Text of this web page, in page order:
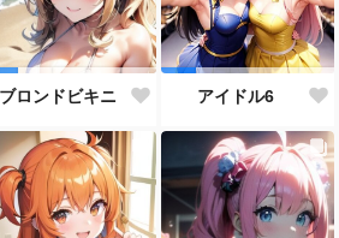
ブロンドビキニ アイドル6